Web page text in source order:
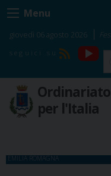
Skip
to
content
Menu
giovedì 06 agosto 2026
RSS
per l'Italia
EMILIA ROMAGNA